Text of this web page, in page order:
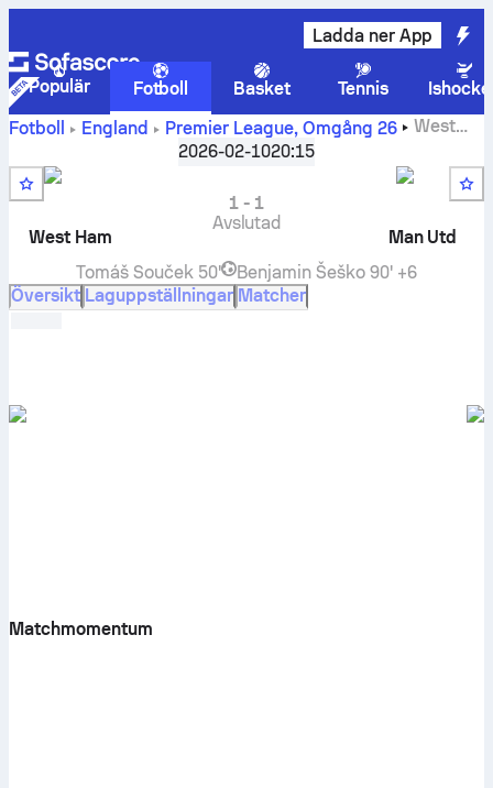
Ladda ner App
Populär Fotboll Basket Tennis
Fotboll
England Premier League, Omgång 26
West
Manchester Unitedlive resultat, H2H-
resultat, tabell och förutsägelse
2026-02-1020:15
West Ham
1- 1
Avslutad
Man Utd
Tomáš Souček 50' Benjamin Šeško 90' +6
Översikt Laguppställningar Matcher
Matchmomentum